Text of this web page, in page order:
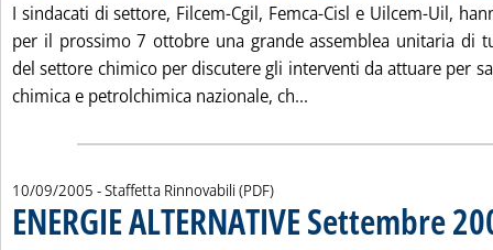
I sindacati di settore, Filcem-Cgil, Femca-Cisl e Uilcem-Uil,
per il prossimo 7 ottobre una grande assemblea unitaria di
del settore chimico per discutere gli interventi da attuare per
chimica e petrolchimica nazionale, ch...
10/09/2005 - Staffetta Rinnovabili (PDF)
ENERGIE ALTERNATIVE Settembre